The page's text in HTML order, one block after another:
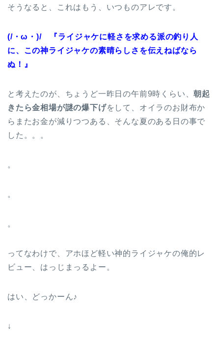
そうなると、これはもう、いつものアレです。
(/・ω・)/ 『ライジャケに軽さを求める派の釣り人
に、この神ライジャケの素晴らしさを伝えねばなら
ぬ！』
と考えたのが、ちょうど一昨日の午前9時くらい、朝起
きたら金相場が謎の爆下げをして、オイラのお財布か
らまたお金が減りつつある、そんな夏のある日の事で
した。。。
。
。
。
ってなわけで、アホほど軽い神的ライジャケの俺的レ
ビュー、はっじまっるよー。
はい、どっかーん♪
↓